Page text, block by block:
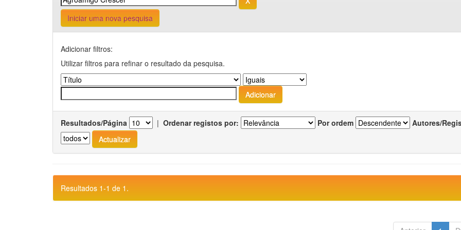
Iniciar uma nova pesquisa
Adicionar filtros:
Utilizar filtros para refinar o resultado da pesquisa.
Resultados/Página | Ordenar registos por: Por ordem Autores/
Resultados 1-1 de 1.